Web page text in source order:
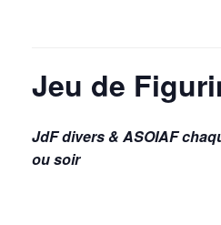
Jeu de
JdF divers & ASOIAF
ou soir